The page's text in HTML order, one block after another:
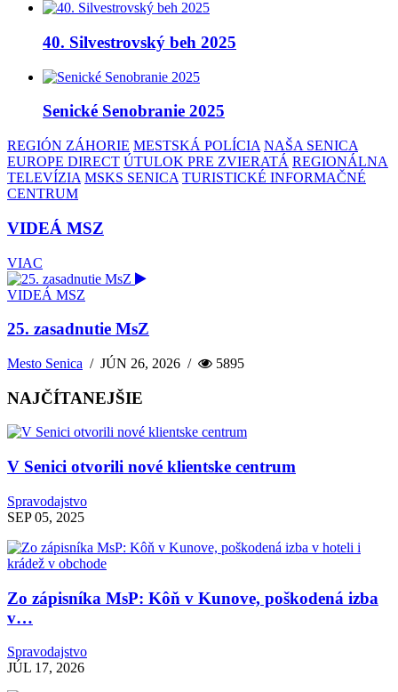
40. Silvestrovský beh 2025
Senické Senobranie 2025
REGIÓN ZÁHORIE MESTSKÁ POLÍCIA NAŠA SENICA
EUROPE DIRECT ÚTULOK PRE ZVIERATÁ REGIONÁLNA
TELEVÍZIA MSKS SENICA TURISTICKÉ INFORMAČNÉ
CENTRUM
VIDEÁ MSZ
VIAC
VIDEÁ MSZ
25. zasadnutie MsZ
Mesto Senica /JÚN 26, 2026 / 5895
NAJČÍTANEJŠIE
V Senici otvorili nové klientske centrum
Spravodajstvo
SEP 05, 2025
Zo zápisníka MsP: Kôň v Kunove, poškodená izba
v…
Spravodajstvo
JÚL 17, 2026